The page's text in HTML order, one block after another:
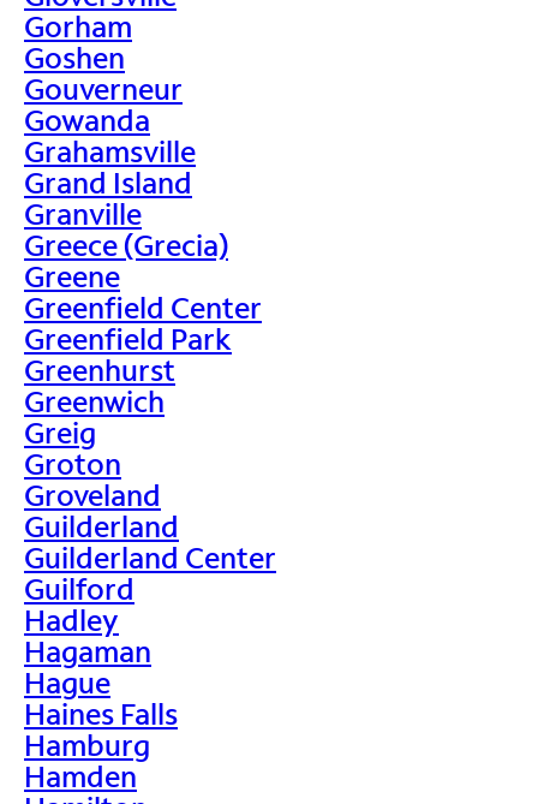
Gorham
Goshen
Gouverneur
Gowanda
Grahamsville
Grand Island
Granville
Greece (Grecia)
Greene
Greenfield Center
Greenfield Park
Greenhurst
Greenwich
Greig
Groton
Groveland
Guilderland
Guilderland Center
Guilford
Hadley
Hagaman
Hague
Haines Falls
Hamburg
Hamden